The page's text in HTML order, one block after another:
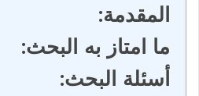
المقدمة:
ما امتاز به البحث:
أسئلة البحث: